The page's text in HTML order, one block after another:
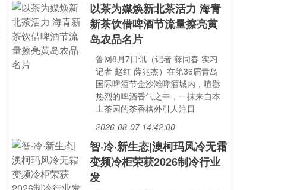
以茶为媒焕新北茶活力 海青
新茶饮借啤酒节流量擦亮黄
岛农品名片
鲁网8月7日讯（记者 薛同春 实习
记者 赵红 薛兆杰）在第36届青岛
国际啤酒节金沙滩啤酒城内，喧嚣
热烈的啤酒香气之中，一抹来自本
土茶园的茶香格外引人注目
2026-08-07 14:42:00
智·冷·新生态|澳柯玛风冷无霜
变频冷柜荣获2026制冷行业
发